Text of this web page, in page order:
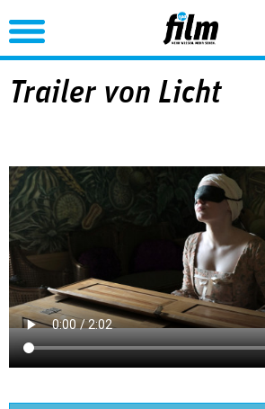
Jump to Navigation
Trailer von Licht